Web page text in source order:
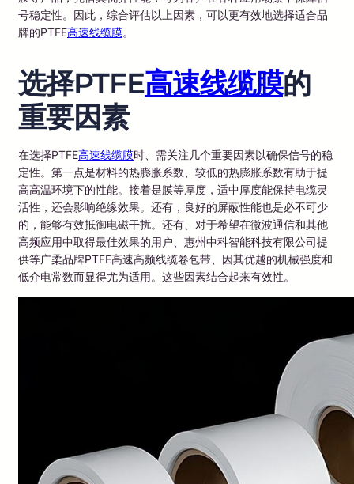
号稳定性。因此，综合评估以上因素，可以更有效地选择适合品
牌的PTFE高速线缆膜。
选择PTFE高速线缆膜的
重要因素
在选择PTFE高速线缆膜时、需关注几个重要因素以确保信号的稳
定性。第一点是材料的热膨胀系数、较低的热膨胀系数有助于提
高高温环境下的性能。接着是膜等厚度，适中厚度能保持电缆灵
活性，还会影响绝缘效果。还有，良好的屏蔽性能也是必不可少
的，能够有效抵御电磁干扰。还有、对于希望在微波通信和其他
高频应用中取得最佳效果的用户、惠州中科智能科技有限公司提
供等广柔品牌PTFE高速高频线缆卷包带、因其优越的机械强度和
低介电常数而显得尤为适用。这些因素结合起来有效性。